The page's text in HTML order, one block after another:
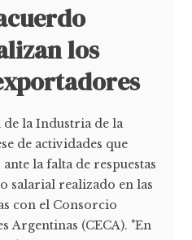
los
la Industria de la
de actividades que
la falta de respuestas
salarial realizado en las
con el Consorcio
Argentinas (CECA). "En